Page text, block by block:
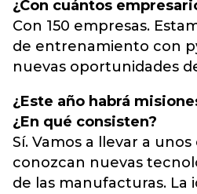
¿Con cuántos
Con 150 empresas.
de entrenamiento con
nuevas oportunidades
¿Este año habrá
¿En qué consisten?
Sí. Vamos a llevar a
conozcan nuevas
de las manufacturas. La